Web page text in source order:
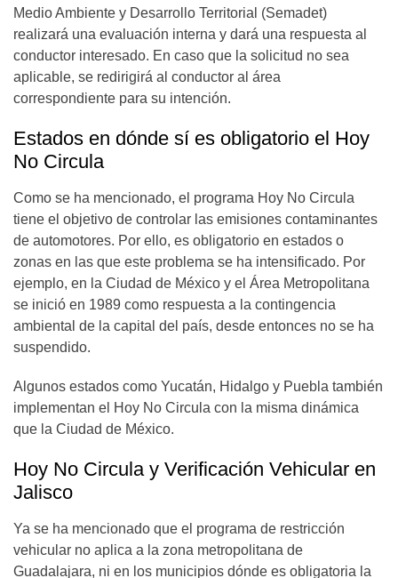
Medio Ambiente y Desarrollo Territorial (Semadet)
realizará una evaluación interna y dará una respuesta al
conductor interesado. En caso que la solicitud no sea
aplicable, se redirigirá al conductor al área
correspondiente para su intención.
Estados en dónde sí es obligatorio el Hoy
No Circula
Como se ha mencionado, el programa Hoy No Circula
tiene el objetivo de controlar las emisiones contaminantes
de automotores. Por ello, es obligatorio en estados o
zonas en las que este problema se ha intensificado. Por
ejemplo, en la Ciudad de México y el Área Metropolitana
se inició en 1989 como respuesta a la contingencia
ambiental de la capital del país, desde entonces no se ha
suspendido.
Algunos estados como Yucatán, Hidalgo y Puebla también
implementan el Hoy No Circula con la misma dinámica
que la Ciudad de México.
Hoy No Circula y Verificación Vehicular en
Jalisco
Ya se ha mencionado que el programa de restricción
vehicular no aplica a la zona metropolitana de
Guadalajara, ni en los municipios dónde es obligatoria la